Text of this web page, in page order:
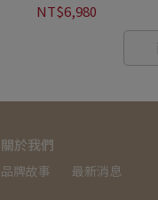
NT$6,980
關於我們
品牌故事 最新消息